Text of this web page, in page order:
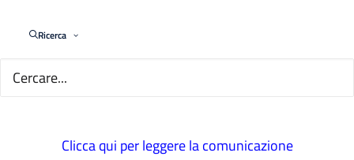
Ricerca
CORSO DI FORMAZIONE PER L’ESERCIZIO
COMMERCIALISTA ED ESPERTO CONTABILE
Clicca qui per leggere la comunicazione